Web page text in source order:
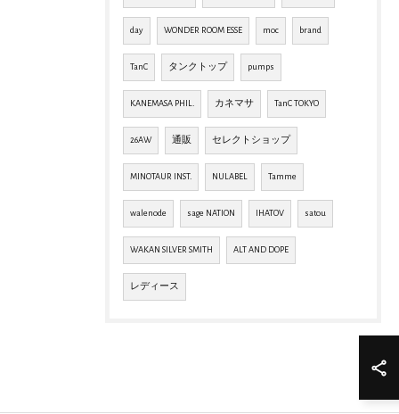
day WONDER ROOM ESSE moc brand
TanC タンクトップ pumps
KANEMASA PHIL. カネマサ TanC TOKYO
26AW 通販 セレクトショップ
MINOTAUR INST. NULABEL Tamme
walenode sage NATION IHATOV satou
WAKAN SILVER SMITH ALT AND DOPE
レディース